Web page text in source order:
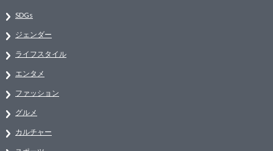
SDGs
ジェンダー
ライフスタイル
エンタメ
ファッション
グルメ
カルチャー